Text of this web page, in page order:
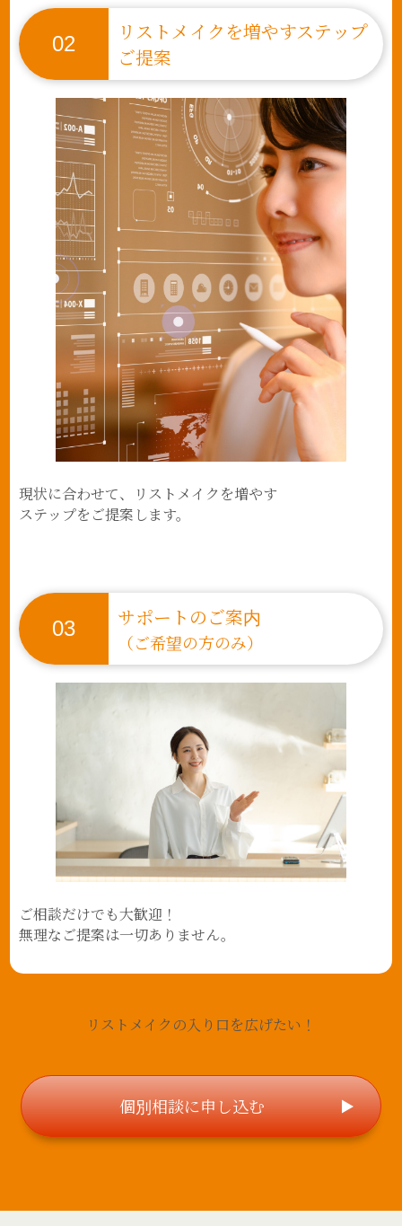
02
リストメイクを増やすステップ
ご提案
現状に合わせて、リストメイクを増やす
ステップをご提案します。
03 サポートのご案内
（ご希望の方のみ）
ご相談だけでも大歓迎！
無理なご提案は一切ありません。
リストメイクの入り口を広げたい！
個別相談に申し込む